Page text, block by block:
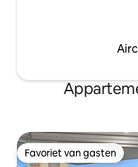
Favoriet van gasten
Favoriet van gasten